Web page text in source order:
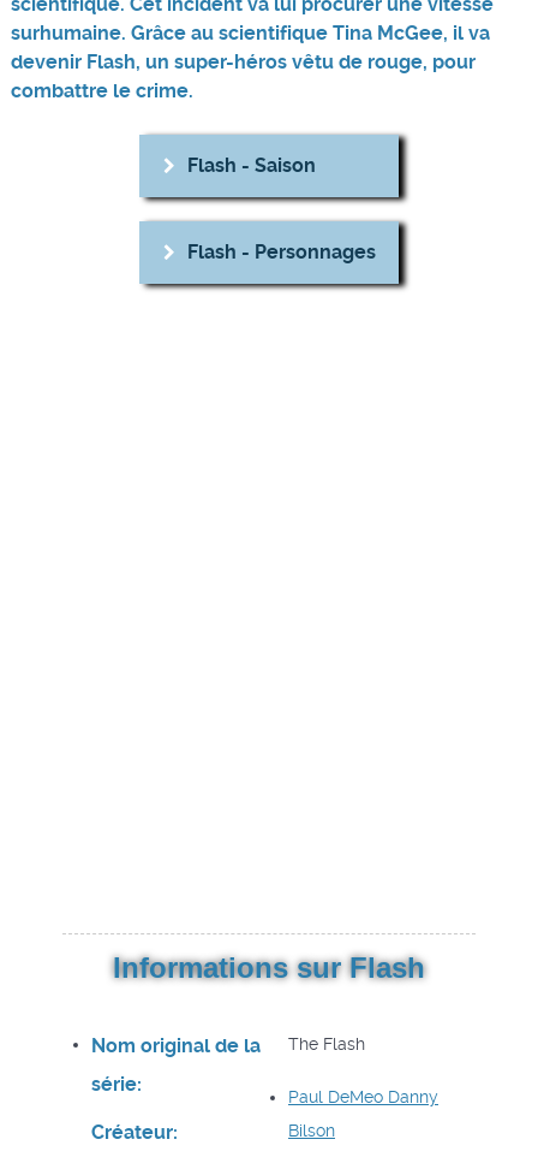
surhumaine. Grâce au scientifique Tina McGee, il va
devenir Flash, un super-héros vêtu de rouge, pour
combattre le crime.
Flash - Saison
Flash - Personnages
Informations sur Flash
Nom original de la
série:
The Flash
Créateur:
Paul DeMeo Danny
Bilson